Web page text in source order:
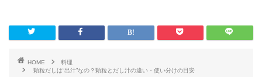
HOME
料理
顆粒だしは“出汁”なの？顆粒とだし汁の違い・使い分けの目安